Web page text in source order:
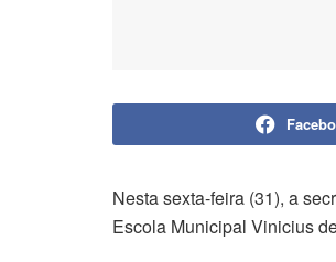
Nesta sexta-feira (31), a
Escola Municipal Vinicius